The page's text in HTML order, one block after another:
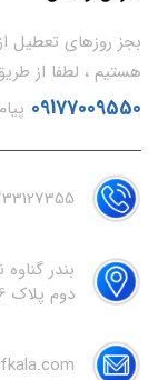
بجز روزهای تعطیل
هستیم ، لطفا از
09177009550
بندر
دوم پلاک 66